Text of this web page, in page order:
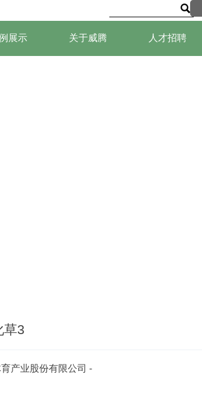
展示 关于威腾 人才招聘

草3
产业股份有限公司 -